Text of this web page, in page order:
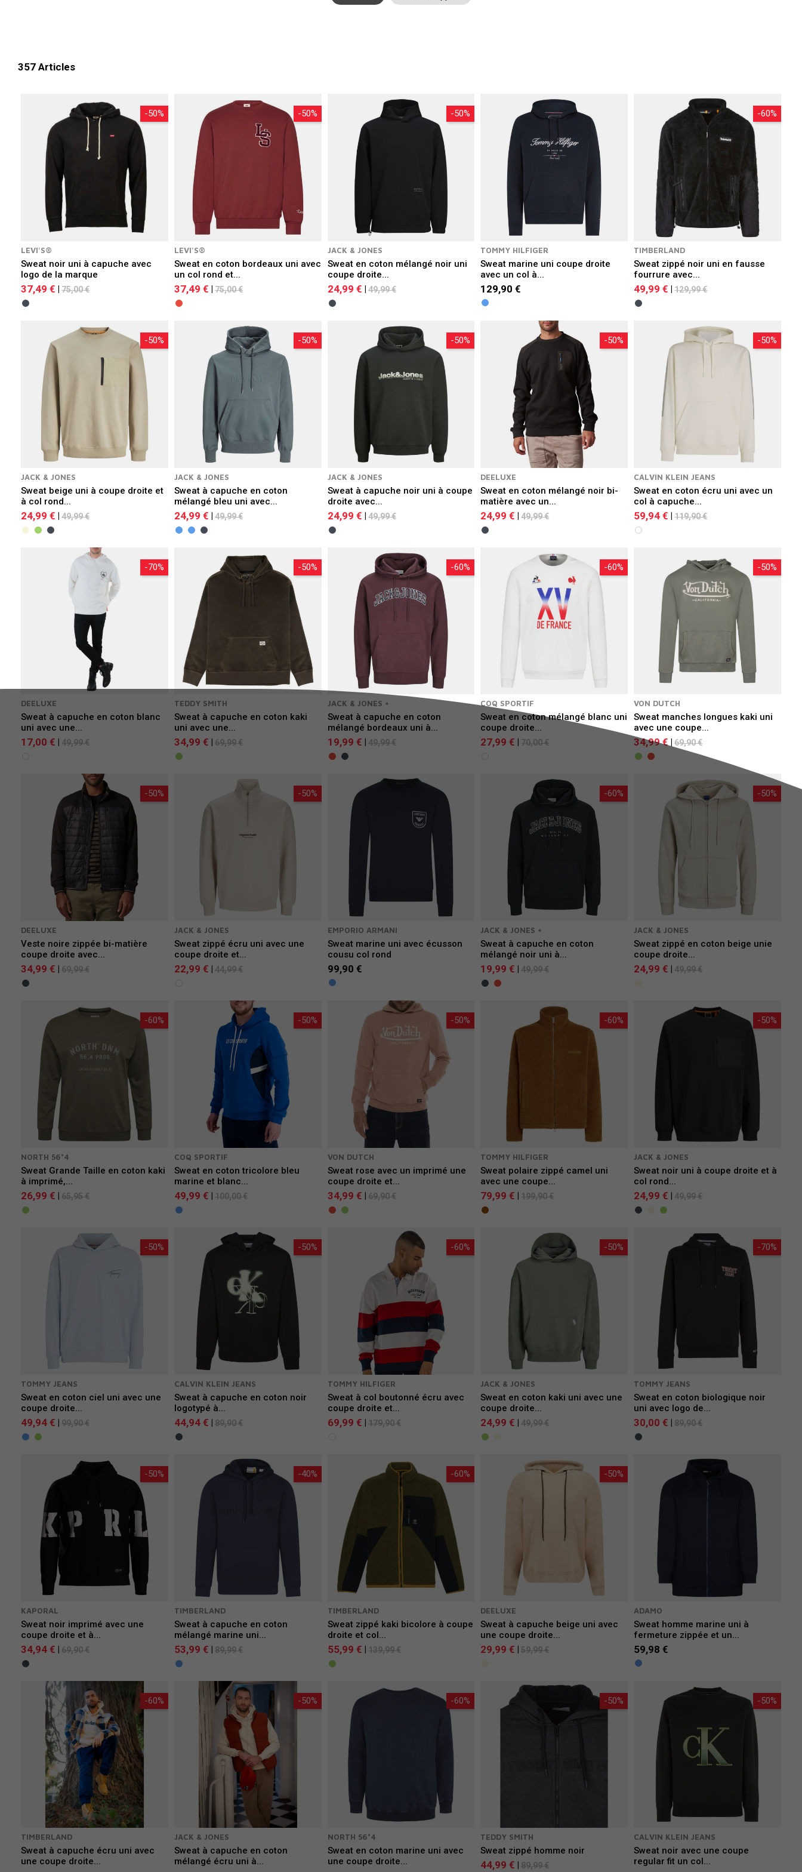
357 Articles
-50%
LEVI'S®
Sweat noir uni à capuche avec
logo de la marque
37,49 € 75,00 €
-50%
LEVI'S®
Sweat en coton bordeaux uni avec
un col rond et...
37,49 € 75,00 €
-50%
JACK & JONES
Sweat en coton mélangé noir uni
coupe droite...
24,99 € |49,99 €
TOMMY HILFIGER
Sweat marine uni coupe droite
avec un col à...
129,90 €
-60%
TIMBERLAND
Sweat zippé noir uni en fausse
fourrure avec...
49,99 € |129,99 €
-50%
JACK & JONES
Sweat beige uni à coupe droite et
à col rond...
24,99 € | 49,99 €
-50%
JACK & JONES
Sweat à capuche en coton
mélangé bleu uni avec...
24,99 € | 49,99 €
-50%
JACK & JONES
Sweat à capuche noir uni à coupe
droite avec...
24,99 € |49,99 €
-50%
DEELUXE
Sweat en coton mélangé noir bi-
matière avec un...
24,99 € |49,99 €
-50%
CALVIN KLEIN JEANS
Sweat en coton écru uni avec un
col à capuche...
59,94 € |119,90 €
-70%
DEELUXE
Sweat à capuche en coton blanc
uni avec une...
17,00 € 49,99 €
-50%
TEDDY SMITH
Sweat à capuche en coton kaki
uni avec une...
34,99 € 69,99 €
-60%
JACK & JONES +
Sweat à capuche en coton
mélangé bordeaux uni à...
19,99 € 49,99 €
-60%
COQ SPORTIF
Sweat en coton mélangé blanc uni
coupe droite...
27,99 € 70,00 €
-50%
VON DUTCH
Sweat manches longues kaki uni
avec une coupe...
34,99 € |69,90 €
-50%
DEELUXE
Veste noire zippée bi-matière
coupe droite avec...
34,99 € 69,99 €
-50%
JACK & JONES
Sweat zippé écru uni avec une
coupe droite et...
22,99 € 44,99 €
EMPORIO ARMANI
Sweat marine uni avec écusson
cousu col rond
99,90 €
-60%
JACK & JONES +
Sweat à capuche en coton
mélangé noir uni à...
19,99 € 49,99 €
-50%
JACK & JONES
Sweat zippé en coton beige unie
coupe droite...
24,99 € 49,99 €
-60%
NORTH 56°4
Sweat Grande Taille en coton kaki
à imprimé,...
26,99 € 65,95 €
-50%
COQ SPORTIF
Sweat en coton tricolore bleu
marine et blanc...
49,99 € 100,00 €
-50%
VON DUTCH
Sweat rose avec un imprimé une
coupe droite et...
34,99 € 69,90 €
-60%
TOMMY HILFIGER
Sweat polaire zippé camel uni
avec une coupe...
79,99 € 199,90 €
-50%
JACK & JONES
Sweat noir uni à coupe droite et à
col rond...
24,99 € 49,99 €
-50%
TOMMY JEANS
Sweat en coton ciel uni avec une
coupe droite...
49,94 € 99,90 €
-50%
CALVIN KLEIN JEANS
Sweat à capuche en coton noir
logotypé à...
44,94 € 89,90 €
-60%
TOMMY HILFIGER
Sweat à col boutonné écru avec
coupe droite et...
69,99 € 179,90 €
-50%
JACK & JONES
Sweat en coton kaki uni avec une
coupe droite...
24,99 € 49,99 €
-70%
TOMMY JEANS
Sweat en coton biologique noir
uni avec logo de...
30,00 € 89,90 €
-50%
KAPORAL
Sweat noir imprimé avec une
coupe droite et à...
34,94 € | 69,90 €
-40%
TIMBERLAND
Sweat à capuche en coton
mélangé marine uni...
53,99 € | 89,99 €
-60%
TIMBERLAND
Sweat zippé kaki bicolore à coupe
droite et col...
55,99 € | 139,99 €
-50%
DEELUXE
Sweat à capuche beige uni avec
une coupe droite...
29,99 € | 59,99 €
ADAMO
Sweat homme marine uni à
fermeture zippée et un...
59,98 €
-60%
TIMBERLAND
Sweat à capuche écru uni avec
une coupe droite...
-50%
JACK & JONES
Sweat à capuche en coton
mélangé écru uni à...
-60%
NORTH 56°4
Sweat en coton marine uni avec
une coupe droite...
-50%
TEDDY SMITH
Sweat zippé homme noir
44,99 € 89,99 €
-50%
CALVIN KLEIN JEANS
Sweat noir avec une coupe
regular fit un col...